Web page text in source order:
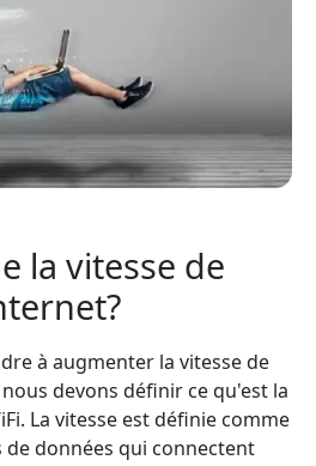
la vitesse de
à augmenter la vitesse de
devons définir ce qu'est la
La vitesse est définie comme
de données qui connectent